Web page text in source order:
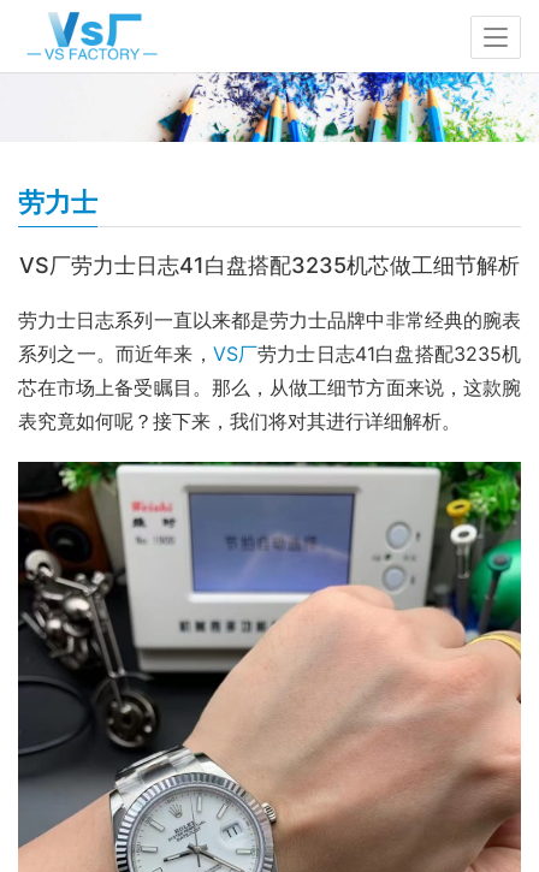
劳力士
VS厂劳力士日志41白盘搭配3235机芯做工细节解析
劳力士日志系列一直以来都是劳力士品牌中非常经典的腕表
系列之一。而近年来， VS厂劳力士日志41白盘搭配3235机
芯在市场上备受瞩目。那么，从做工细节方面来说，这款腕
表究竟如何呢？接下来，我们将对其进行详细解析。